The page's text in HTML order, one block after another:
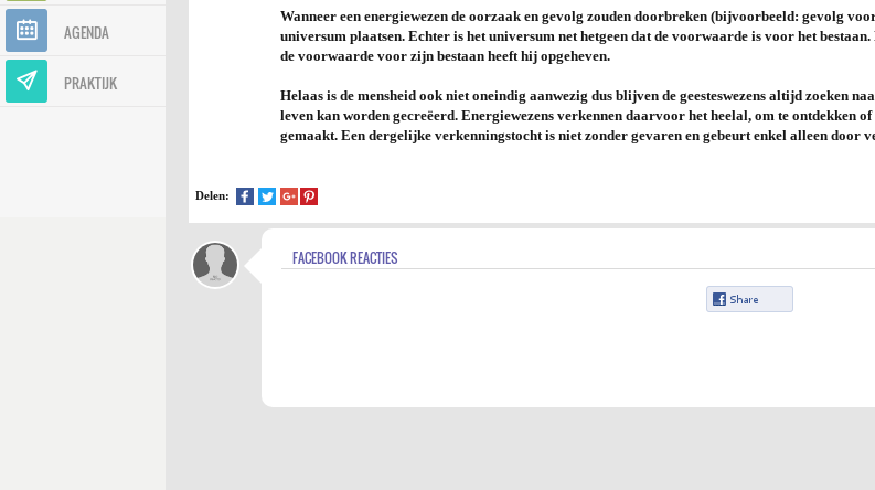
AGENDA
PRAKTIJK
Wanneer een energiewezen de oorzaak en gevolg zouden doorbreken (bijvoorbeeld: gevolg
universum plaatsen. Echter is het universum net hetgeen dat de voorwaarde is voor het
de voorwaarde voor zijn bestaan heeft hij opgeheven.
Helaas is de mensheid ook niet oneindig aanwezig dus blijven de geesteswezens altijd zoeken
leven kan worden gecreëerd. Energiewezens verkennen daarvoor het heelal, om te ontdekken
gemaakt. Een dergelijke verkenningstocht is niet zonder gevaren en gebeurt enkel alleen door
Delen:
FACEBOOK REACTIES